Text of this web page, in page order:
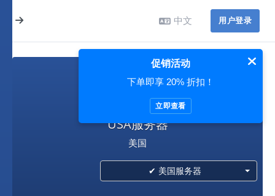
中文 用户登录
美国服务器
USA服务器
美国
✔ 美国服务器
促销活动
下单即享 20% 折扣！
立即查看